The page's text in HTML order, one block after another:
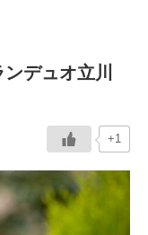
デュオ立川
+1